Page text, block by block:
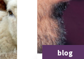
blog